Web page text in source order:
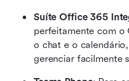
Suíte Office 365
perfeitamente com o
o chat e o
gerenciar facilmente